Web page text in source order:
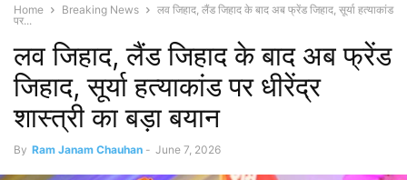
Home Breaking News
लव जिहाद, लैंड जिहाद के बाद अब फ्रेंड जिहाद, सूर्या हत्याकांड
पर...
लव जिहाद, लैंड जिहाद के बाद अब फ्रेंड
जिहाद, सूर्या हत्याकांड पर धीरेंद्र
शास्त्री का बड़ा बयान
By Ram Janam Chauhan - June 7, 2026